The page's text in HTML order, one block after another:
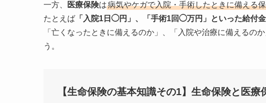
一方、 医療保険は病気やケガで入院・手術したときに備える
たとえば 「入院1日◯円」、「手術1回◯万円」といった給付金
「亡くなったときに備えるのか」、「入院や治療に備えるの
う。
【生命保険の基本知識その1】生命保険と医療